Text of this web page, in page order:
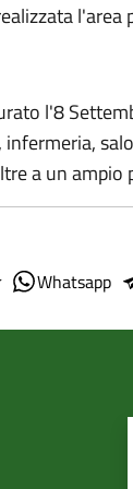
l'area
l'8
infermeria,
a un ampio
Whatsapp